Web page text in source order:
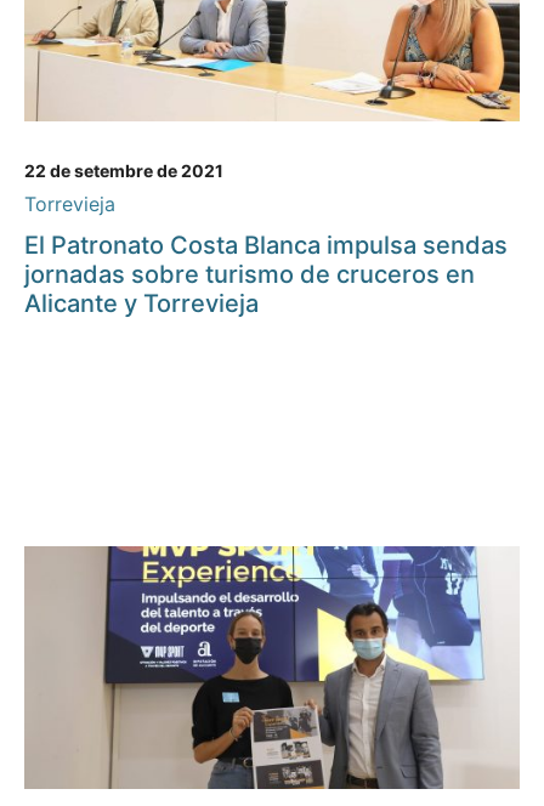
22 de setembre de 2021
Torrevieja
El Patronato Costa Blanca impulsa sendas
jornadas sobre turismo de cruceros en
Alicante y Torrevieja